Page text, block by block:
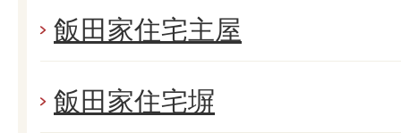
飯田家住宅主屋
飯田家住宅塀